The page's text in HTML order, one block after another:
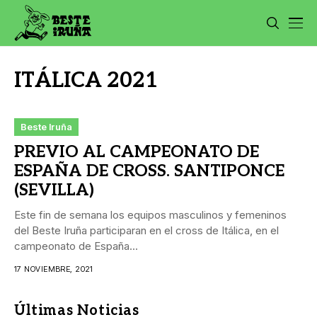
ITÁLICA 2021
Beste Iruña
PREVIO AL CAMPEONATO DE
ESPAÑA DE CROSS. SANTIPONCE
(SEVILLA)
Este fin de semana los equipos masculinos y femeninos
del Beste Iruña participaran en el cross de Itálica, en el
campeonato de España...
17 NOVIEMBRE, 2021
Últimas Noticias